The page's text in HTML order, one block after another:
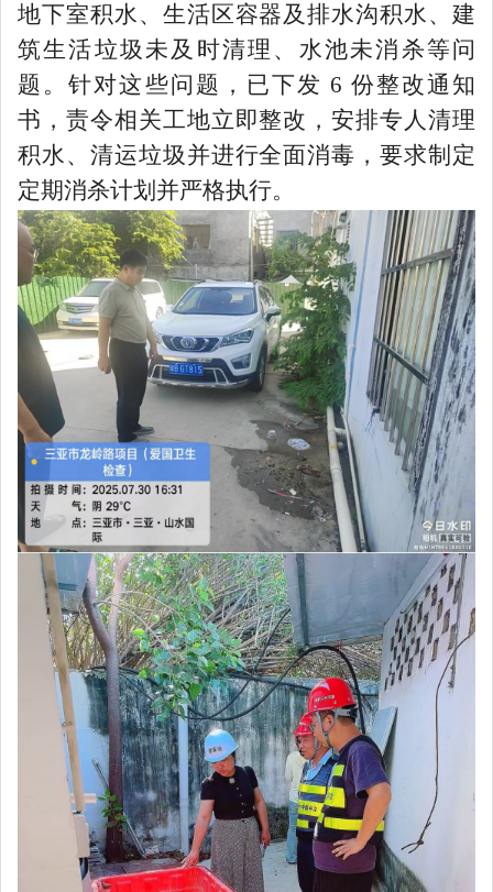
地下室积水、生活区容器及排水沟积水、建
筑生活垃圾未及时清理、水池未消杀等问
题。针对这些问题，已下发 6 份整改通知
书，责令相关工地立即整改，安排专人清理
积水、清运垃圾并进行全面消毒，要求制定
定期消杀计划并严格执行。